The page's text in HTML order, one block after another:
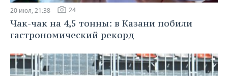
20 июл, 21:38 24
Чак-чак на 4,5 тонны: в Казани побили
гастрономический рекорд